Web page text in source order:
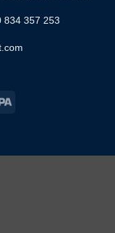
834 357 253